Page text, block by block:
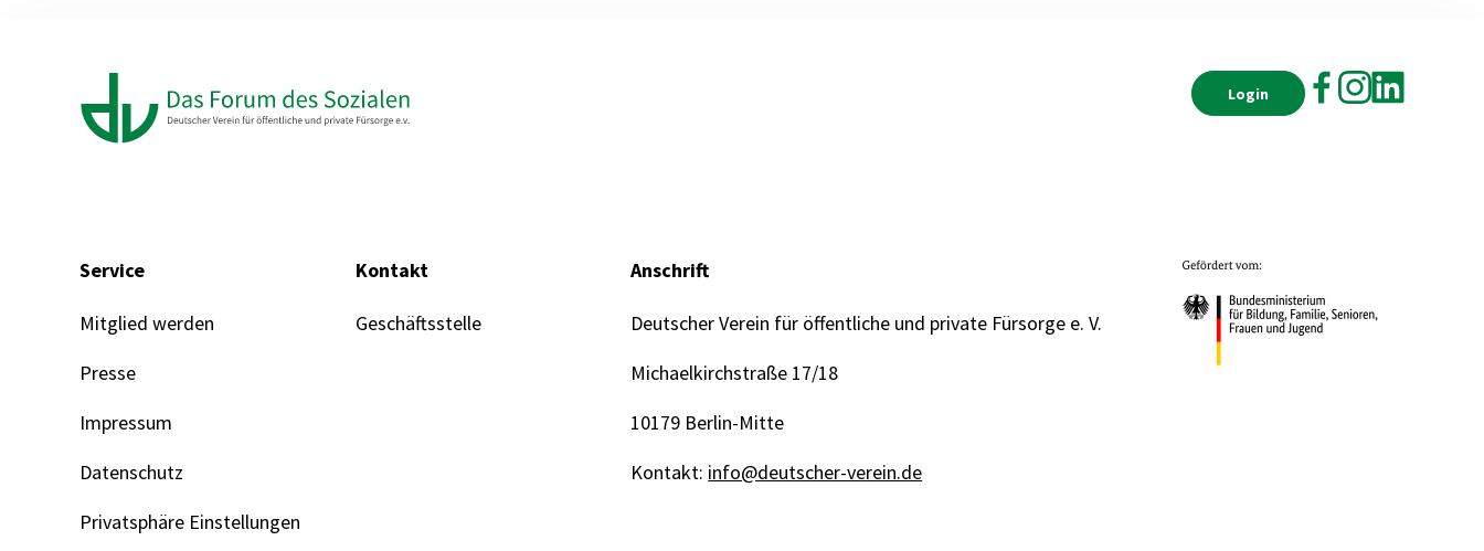
Login
Service
Mitglied werden
Presse
Impressum
Datenschutz
Privatsphäre Einstellungen
Kontakt
Geschäftsstelle
Anschrift
Deutscher Verein für öffentliche und private Fürsorge e. V.
Michaelkirchstraße 17/18
10179 Berlin-Mitte
Kontakt: info@deutscher-verein.de